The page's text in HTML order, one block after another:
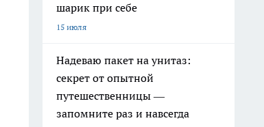
шарик при себе
15 июля
Надеваю пакет на унитаз:
секрет от опытной
путешественницы —
запомните раз и навсегда